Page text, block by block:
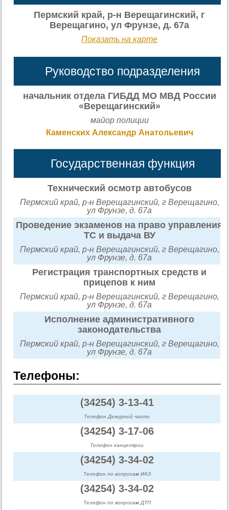
Пермский край, р-н Верещагинский, г
Верещагино, ул Фрунзе, д. 67а
Показать на карте
Руководство подразделения
начальник отдела ГИБДД МО МВД России
«Верещагинский»
майор полиции
Каменских Александр Анатольевич
Государственная функция
Технический осмотр автобусов
Пермский край, р-н Верещагинский, г Верещагино,
ул Фрунзе, д. 67а
Проведение экзаменов на право управления
ТС и выдача ВУ
Пермский край, р-н Верещагинский, г Верещагино,
ул Фрунзе, д. 67а
Регистрация транспортных средств и
прицепов к ним
Пермский край, р-н Верещагинский, г Верещагино,
ул Фрунзе, д. 67а
Исполнение административного
законодательства
Пермский край, р-н Верещагинский, г Верещагино,
ул Фрунзе, д. 67а
Телефоны:
(34254) 3-13-41
Телефон Дежурной части
(34254) 3-17-06
Телефон канцелярии
(34254) 3-34-02
Телефон по вопросам ИАЗ
(34254) 3-34-02
Телефон по вопросам ДТП